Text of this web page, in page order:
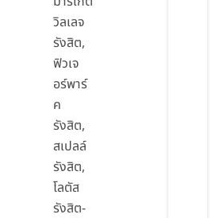
วิลเลจ
รังสิต,
ฟิวเจ
อร์พาร์
ค
รังสิต,
สเปลล์
รังสิต,
โลตัส
รังสิต-